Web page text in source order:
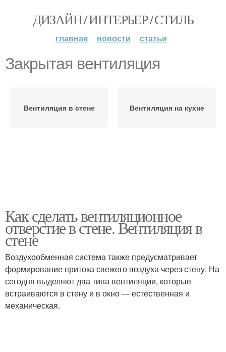
ДИЗАЙН / ИНТЕРЬЕР / СТИЛЬ
главная новости статьи
Закрытая вентиляция
Вентиляция в стене Вентиляция на кухне
Как сделать вентиляционное
отверстие в стене. Вентиляция в
стене
Воздухообменная система также предусматривает
формирование притока свежего воздуха через стену. На
сегодня выделяют два типа вентиляции, которые
встраиваются в стену и в окно — естественная и
механическая.